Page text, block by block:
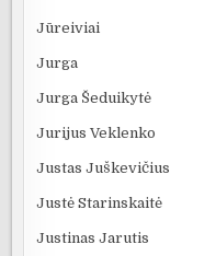
Jūreiviai
Jurga
Jurga Šeduikytė
Jurijus Veklenko
Justas Juškevičius
Justė Starinskaitė
Justinas Jarutis